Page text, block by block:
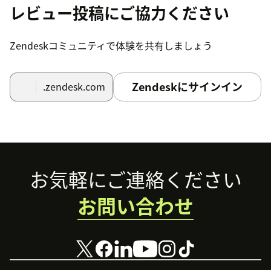
After clicking in Zendesk you will be presented
with Calizy credentials and urls. Copy them to a
clipboard and then paste in an installation
'Calizy for Support' interface.
Click Install.
レビュー投稿にご協力ください
Zendeskコミュニティで体験を共有しましょう
.zendesk.com Zendeskにサインイン
Footerお気軽にご連絡ください
お問い合わせ